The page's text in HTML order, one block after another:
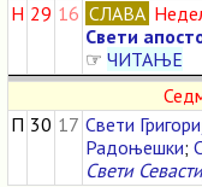
Н 29 16 СЛАВА
Свети
☞ ЧИТАЊЕ
П 30 17 Свети
Радоњешки;
Свети